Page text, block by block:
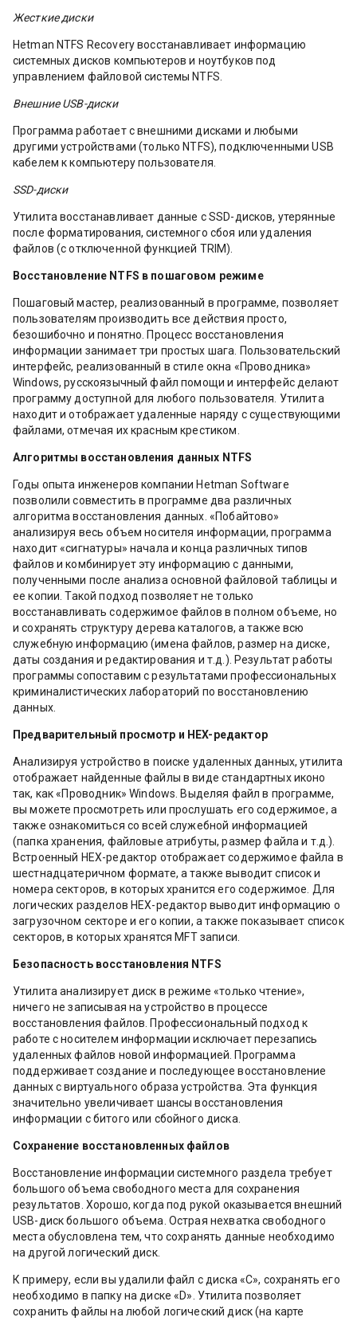
Жесткие диски
Hetman NTFS Recovery восстанавливает информацию
системных дисков компьютеров и ноутбуков под
управлением файловой системы NTFS.
Внешние USB-диски
Программа работает с внешними дисками и любыми
другими устройствами (только NTFS), подключенными USB
кабелем к компьютеру пользователя.
SSD-диски
Утилита восстанавливает данные с SSD-дисков, утерянные
после форматирования, системного сбоя или удаления
файлов (с отключенной функцией TRIM).
Восстановление NTFS в пошаговом режиме
Пошаговый мастер, реализованный в программе, позволяет
пользователям производить все действия просто,
безошибочно и понятно. Процесс восстановления
информации занимает три простых шага. Пользовательский
интерфейс, реализованный в стиле окна «Проводника»
Windows, русскоязычный файл помощи и интерфейс делают
программу доступной для любого пользователя. Утилита
находит и отображает удаленные наряду с существующими
файлами, отмечая их красным крестиком.
Алгоритмы восстановления данных NTFS
Годы опыта инженеров компании Hetman Software
позволили совместить в программе два различных
алгоритма восстановления данных. «Побайтово»
анализируя весь объем носителя информации, программа
находит «сигнатуры» начала и конца различных типов
файлов и комбинирует эту информацию с данными,
полученными после анализа основной файловой таблицы и
ее копии. Такой подход позволяет не только
восстанавливать содержимое файлов в полном объеме, но
и сохранять структуру дерева каталогов, а также всю
служебную информацию (имена файлов, размер на диске,
даты создания и редактирования и т.д.). Результат работы
программы сопоставим с результатами профессиональных
криминалистических лабораторий по восстановлению
данных.
Предварительный просмотр и HEX-редактор
Анализируя устройство в поиске удаленных данных, утилита
отображает найденные файлы в виде стандартных иконо
так, как «Проводник» Windows. Выделяя файл в программе,
вы можете просмотреть или прослушать его содержимое, а
также ознакомиться со всей служебной информацией
(папка хранения, файловые атрибуты, размер файла и т.д.).
Встроенный HEX-редактор отображает содержимое файла в
шестнадцатеричном формате, а также выводит список и
номера секторов, в которых хранится его содержимое. Для
логических разделов HEX-редактор выводит информацию о
загрузочном секторе и его копии, а также показывает список
секторов, в которых хранятся MFT записи.
Безопасность восстановления NTFS
Утилита анализирует диск в режиме «только чтение»,
ничего не записывая на устройство в процессе
восстановления файлов. Профессиональный подход к
работе с носителем информации исключает перезапись
удаленных файлов новой информацией. Программа
поддерживает создание и последующее восстановление
данных с виртуального образа устройства. Эта функция
значительно увеличивает шансы восстановления
информации с битого или сбойного диска.
Сохранение восстановленных файлов
Восстановление информации системного раздела требует
большого объема свободного места для сохранения
результатов. Хорошо, когда под рукой оказывается внешний
USB-диск большого объема. Острая нехватка свободного
места обусловлена тем, что сохранять данные необходимо
на другой логический диск.
К примеру, если вы удалили файл с диска «C», сохранять его
необходимо в папку на диске «D». Утилита позволяет
сохранить файлы на любой логический диск (на карте